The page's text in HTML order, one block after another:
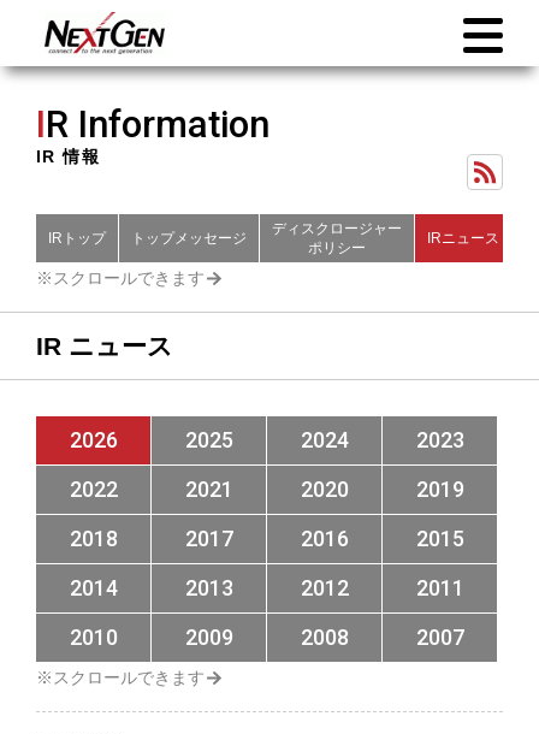
IR Information
IR 情報
IRトップ トップメッセージ
ディスクロージャー
ポリシー
IRニュース
IR ニュース
2026 2025 2024
2023
2022
2021 2020
2019
2018
2017 2016
2015
2014
2013 2012
2011
2010
2009 2008 2007